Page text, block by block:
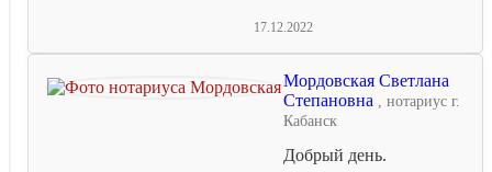
17.12.2022
Мордовская Светлана
Степановна , нотариус г.
Кабанск
Добрый день.